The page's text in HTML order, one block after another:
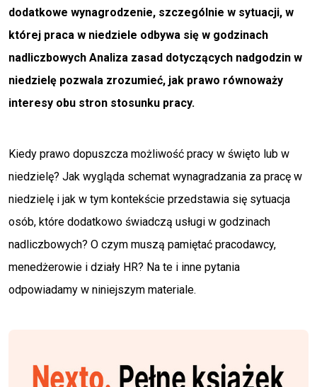
dodatkowe wynagrodzenie, szczególnie w sytuacji, w
której praca w niedziele odbywa się w godzinach
nadliczbowych Analiza zasad dotyczących nadgodzin w
niedzielę pozwala zrozumieć, jak prawo równoważy
interesy obu stron stosunku pracy.
Kiedy prawo dopuszcza możliwość pracy w święto lub w
niedzielę? Jak wygląda schemat wynagradzania za pracę w
niedzielę i jak w tym kontekście przedstawia się sytuacja
osób, które dodatkowo świadczą usługi w godzinach
nadliczbowych? O czym muszą pamiętać pracodawcy,
menedżerowie i działy HR? Na te i inne pytania
odpowiadamy w niniejszym materiale.